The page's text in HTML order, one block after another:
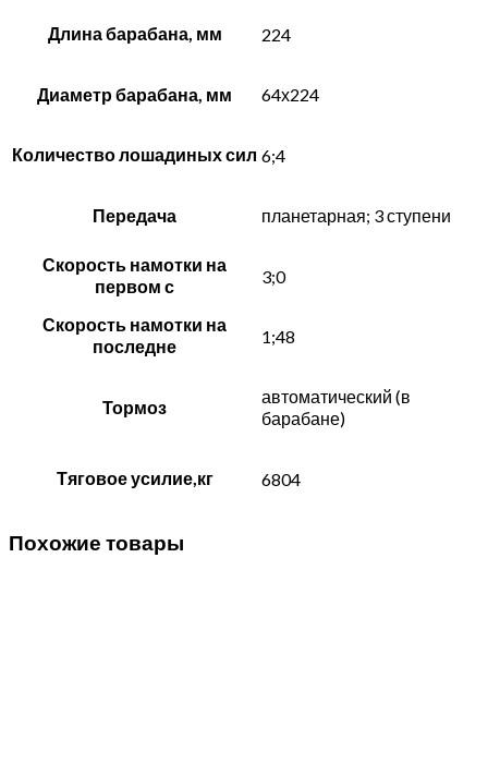
Длина барабана, мм 224
Диаметр барабана, мм 64х224
Количество лошадиных сил 6;4
Передача планетарная; 3 ступени
Скорость намотки на
первом с
3;0
Скорость намотки на
последне
1;48
Тормоз
автоматический (в
барабане)
Тяговое усилие,кг 6804
Похожие товары